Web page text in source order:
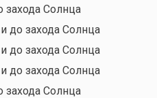
захода Солнца
до захода Солнца
до захода Солнца
до захода Солнца
захода Солнца